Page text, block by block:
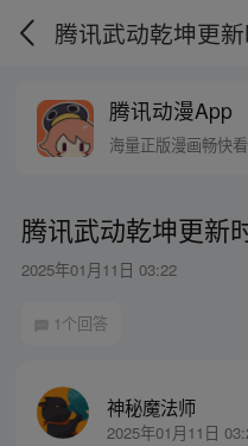
腾讯动漫App
海量正版漫画畅快看
腾讯武动乾坤更新
2025年01月11日 03:22
1个回答
神秘魔法师
2025年01月11日